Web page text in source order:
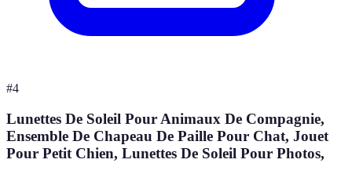
#4
Lunettes De Soleil Pour Animaux De Compagnie,
Ensemble De Chapeau De Paille Pour Chat, Jouet
Pour Petit Chien, Lunettes De Soleil Pour Photos,